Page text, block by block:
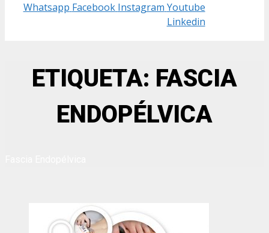
Whatsapp Facebook Instagram Youtube
Linkedin
ETIQUETA: FASCIA
ENDOPÉLVICA